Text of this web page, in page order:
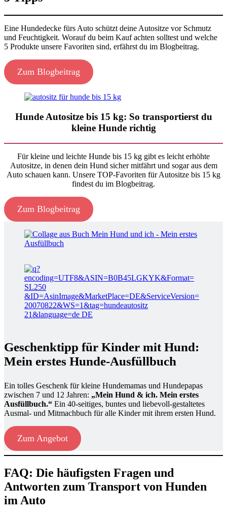
Eine Hundedecke fürs Auto schützt deine Autositze vor Schmutz
und Feuchtigkeit. Worauf du beim Kauf achten solltest und welche
5 Produkte unsere Favoriten sind, erfährst du im Blogbeitrag.
Zum Blogbeitrag
Hunde Autositze bis 15 kg: So transportierst du
kleine Hunde richtig
Für kleine und leichte Hunde bis 15 kg gibt es leicht erhöhte
Autositze, in denen dein Hund sicher mitfährt und sogar aus dem
Auto schauen kann. Unsere TOP-Favoriten für Autositze bis 15 kg
findest du im Blogbeitrag.
Zum Blogbeitrag
Geschenktipp für Kinder mit Hund:
Mein erstes Hunde-Ausfüllbuch
Ein tolles Geschenk für kleine Hundemamas und Hundepapas
zwischen 7 und 12 Jahren: „Mein Hund & ich. Mein erstes
Ausfüllbuch.“ Ein 40-seitiges, buntes und liebevoll-gestaltetes
Ausmal- und Mitmachbuch für alle Kinder mit ihrem ersten Hund.
Zum Angebot
FAQ: Die häufigsten Fragen und
Antworten zum Transport von Hunden
im Auto